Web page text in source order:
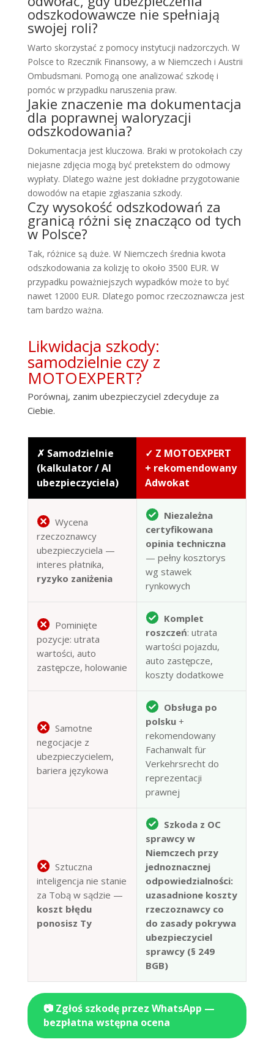
odszkodowawcze nie spełniają
swojej roli?
Warto skorzystać z pomocy instytucji nadzorczych. W
Polsce to Rzecznik Finansowy, a w Niemczech i Austrii
Ombudsmani. Pomogą one analizować szkodę i
pomóc w przypadku naruszenia praw.
Jakie znaczenie ma dokumentacja
dla poprawnej waloryzacji
odszkodowania?
Dokumentacja jest kluczowa. Braki w protokołach czy
niejasne zdjęcia mogą być pretekstem do odmowy
wypłaty. Dlatego ważne jest dokładne przygotowanie
dowodów na etapie zgłaszania szkody.
Czy wysokość odszkodowań za
granicą różni się znacząco od tych
w Polsce?
Tak, różnice są duże. W Niemczech średnia kwota
odszkodowania za kolizję to około 3500 EUR. W
przypadku poważniejszych wypadków może to być
nawet 12000 EUR. Dlatego pomoc rzeczoznawcza jest
tam bardzo ważna.
Likwidacja szkody:
samodzielnie czy z
MOTOEXPERT?
Porównaj, zanim ubezpieczyciel zdecyduje za
Ciebie.
✗ Samodzielnie
(kalkulator / AI
ubezpieczyciela)
✓ Z MOTOEXPERT
+ rekomendowany
Adwokat
Wycena
rzeczoznawcy
ubezpieczyciela —
interes płatnika,
ryzyko zaniżenia
Niezależna
certyfikowana
opinia techniczna
— pełny kosztorys
wg stawek
rynkowych
Pominięte
pozycje: utrata
wartości, auto
zastępcze, holowanie
Komplet
roszczeń: utrata
wartości pojazdu,
auto zastępcze,
koszty dodatkowe
Samotne
negocjacje z
ubezpieczycielem,
bariera językowa
Obsługa po
polsku+
rekomendowany
Fachanwalt für
Verkehrsrecht do
reprezentacji
prawnej
Sztuczna
inteligencja nie stanie
za Tobą w sądzie —
koszt błędu
ponosisz Ty
Szkoda z OC
sprawcy w
Niemczech przy
jednoznacznej
odpowiedzialności:
uzasadnione koszty
rzeczoznawcy co
do zasady pokrywa
ubezpieczyciel
sprawcy (§ 249
BGB)
📷 Zgłoś szkodę przez WhatsApp —
bezpłatna wstępna ocena